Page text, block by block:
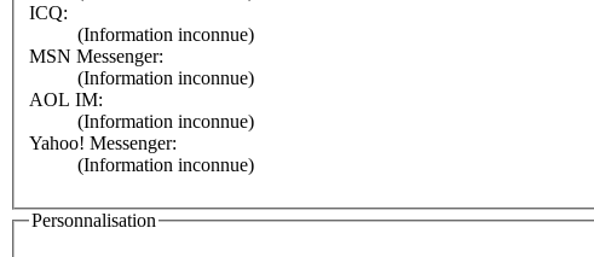
ICQ:
(Information inconnue)
MSN Messenger:
(Information inconnue)
AOL IM:
(Information inconnue)
Yahoo! Messenger:
(Information inconnue)
Personnalisation